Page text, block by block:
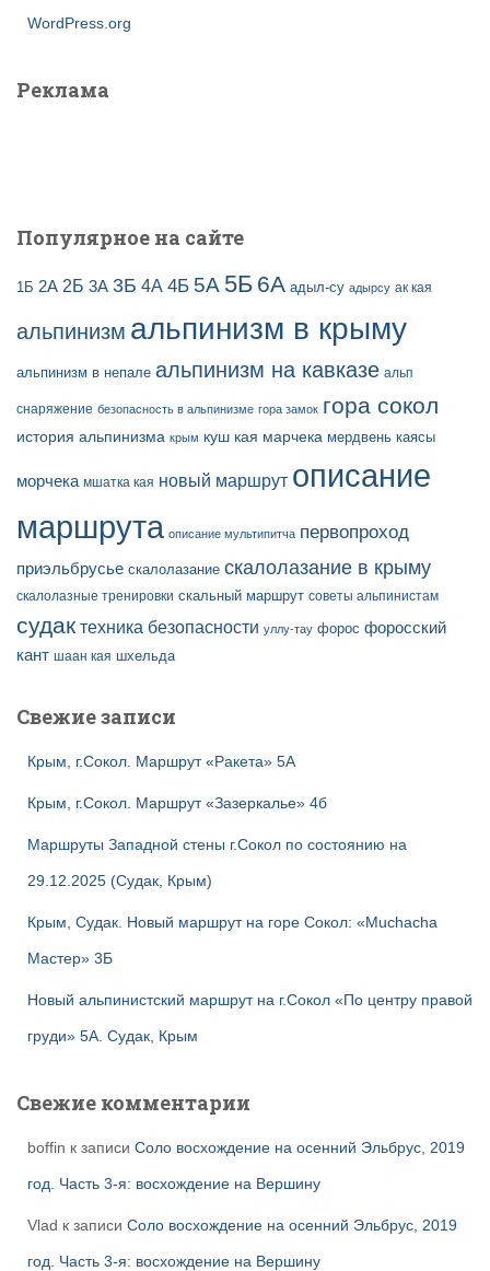
WordPress.org
Реклама
Популярное на сайте
1Б 2А 2Б 3А 3Б 4А 4Б 5А 5Б 6А адыл-су адырсу ак кая
альпинизм альпинизм в крыму
альпинизм в непале альпинизм на кавказе альп
снаряжение безопасность в альпинизме гора замок гора сокол
история альпинизма крым куш кая марчека мердвень каясы
морчека мшатка кая новый маршрут описание
маршрута описание мультипитча первопроход
приэльбрусье скалолазание скалолазание в крыму
скалолазные тренировки скальный маршрут советы альпинистам
судак техника безопасности уллу-тау форос форосский
кант шаан кая шхельда
Свежие записи
Крым, г.Сокол. Маршрут «Ракета» 5А
Крым, г.Сокол. Маршрут «Зазеркалье» 4б
Маршруты Западной стены г.Сокол по состоянию на
29.12.2025 (Судак, Крым)
Крым, Судак. Новый маршрут на горе Сокол: «Muchacha
Мастер» 3Б
Новый альпинистский маршрут на г.Сокол «По центру правой
груди» 5А. Судак, Крым
Свежие комментарии
boffin к записи Соло восхождение на осенний Эльбрус, 2019
год. Часть 3-я: восхождение на Вершину
Vlad к записи Соло восхождение на осенний Эльбрус, 2019
год. Часть 3-я: восхождение на Вершину